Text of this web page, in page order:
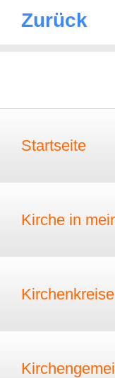
Zurück
Startseite
Kirche in